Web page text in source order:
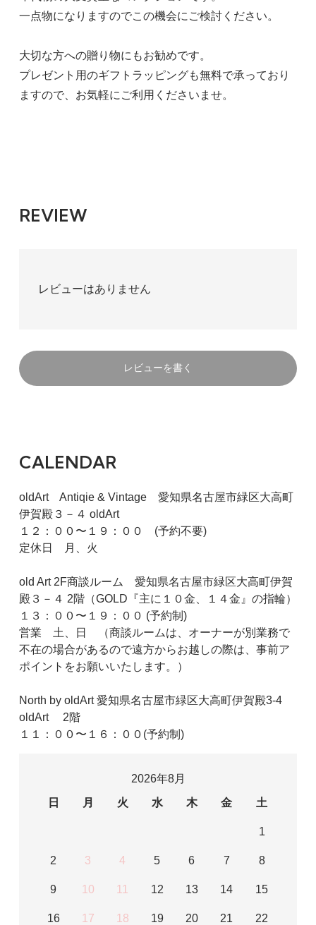
一点物になりますのでこの機会にご検討ください。
大切な方への贈り物にもお勧めです。
プレゼント用のギフトラッピングも無料で承っており
ますので、お気軽にご利用くださいませ。
REVIEW
レビューはありません
レビューを書く
CALENDAR
oldArt Antiqie & Vintage 愛知県名古屋市緑区大高町
伊賀殿３－４ oldArt
１２：００〜１９：００ (予約不要)
定休日 月、火
old Art 2F商談ルーム 愛知県名古屋市緑区大高町伊賀
殿３－４ 2階（GOLD『主に１０金、１４金』の指輪）
１３：００〜１９：００ (予約制)
営業 土、日 （商談ルームは、オーナーが別業務で
不在の場合があるので遠方からお越しの際は、事前ア
ポイントをお願いいたします。）
North by oldArt 愛知県名古屋市緑区大高町伊賀殿3-4
oldArt 2階
１１：００〜１６：００(予約制)
2026年8月
日
月 火 水 木 金 土
1
2 3 4 5 6 7 8
9 10 11 12 13 14 15
16 17 18 19 20 21 22